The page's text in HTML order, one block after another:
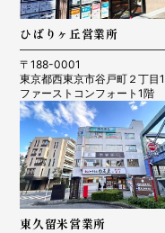
ひばりヶ丘営業所
〒188-0001
東京都西東京市谷戸町２丁目
ファーストコンフォート1階
東久留米営業所